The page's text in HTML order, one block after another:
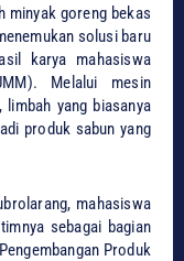
minyak goreng bekas
solusi baru
karya mahasiswa
Melalui mesin
limbah yang biasanya
produk sabun yang
mahasiswa
sebagai bagian
Produk